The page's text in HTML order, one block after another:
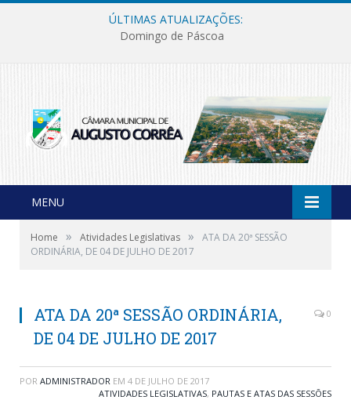
ÚLTIMAS ATUALIZAÇÕES:
Domingo de Páscoa
MENU
Home » Atividades Legislativas »
ATA DA 20ª SESSÃO
ORDINÁRIA, DE 04 DE JULHO DE 2017
ATA DA 20ª SESSÃO ORDINÁRIA,
DE 04 DE JULHO DE 2017
0
POR ADMINISTRADOR EM 4 DE JULHO DE 2017
ATIVIDADES LEGISLATIVAS, PAUTAS E ATAS DAS SESSÕES